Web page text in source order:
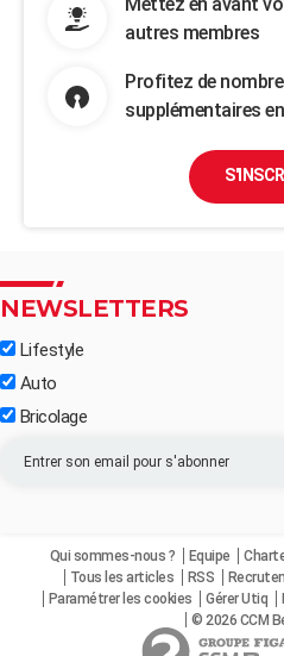
autres membres
Profitez de
supplémentaires
NEWSLETTERS
Lifestyle
Auto
Bricolage
Qui sommes-nous ? Equipe
Tous les articles
RSS
Paramétrer les cookies
Gérer Utiq
© 2026 CCM